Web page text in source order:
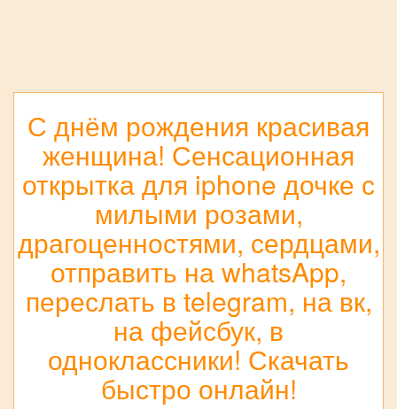
С днём рождения красивая
женщина! Сенсационная
открытка для iphone дочке с
милыми розами,
драгоценностями, сердцами,
отправить на whatsApp,
переслать в telegram, на вк,
на фейсбук, в
одноклассники! Скачать
быстро онлайн!